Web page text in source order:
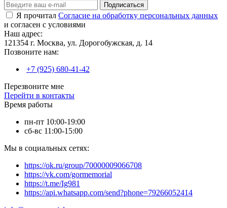
Подписаться
Я прочитал Согласие на обработку персональных данных
и согласен с условиями
Наш адрес:
121354 г. Москва, ул. Дорогобужская, д. 14
Позвоните нам:
+7 (925) 680-41-42
Перезвоните мне
Перейти в контакты
Время работы
пн-пт 10:00-19:00
сб-вс 11:00-15:00
Мы в социальных сетях:
https://ok.ru/group/70000009066708
https://vk.com/gormemorial
https://t.me/Ig981
https://api.whatsapp.com/send?phone=79266052414